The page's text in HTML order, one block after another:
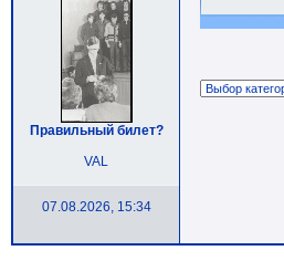
Правильный билет?
VAL
07.08.2026, 15:34